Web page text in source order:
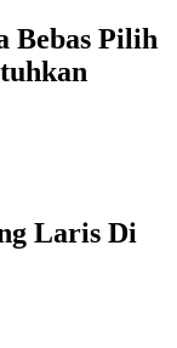
Bebas Pilih
Laris Di